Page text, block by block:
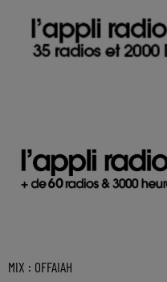
MIX : OFFAIAH